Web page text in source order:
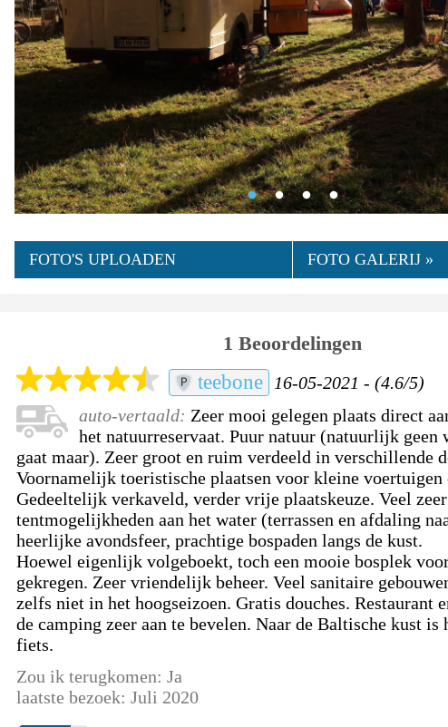
FOTO'S UPLOADEN FOTO GALERIJ »
1 Beoordelingen
teebone
16-05-2021 - (4.6/5)
auto-vertaald: Zeer mooi gelegen plaats direct
het natuurreservaat. Puur natuur (natuurlijk
gaat maar). Zeer groot en ruim verdeeld in verschillende
Voornamelijk toeristische plaatsen voor kleine voertuigen
Gedeeltelijk verkaveld, verder vrije plaatskeuze. Veel
tentmogelijkheden aan het water (terrassen en afdaling
heerlijke avondsfeer, prachtige bospaden langs de kust.
Hoewel eigenlijk volgeboekt, toch een mooie bosplek
gekregen. Zeer vriendelijk beheer. Veel sanitaire
zelfs niet in het hoogseizoen. Gratis douches. Restaurant
de camping zeer aan te bevelen. Naar de Baltische kust is
fiets.
Zou ik terugkomen: Ja
laatste bezoek: Juli 2020